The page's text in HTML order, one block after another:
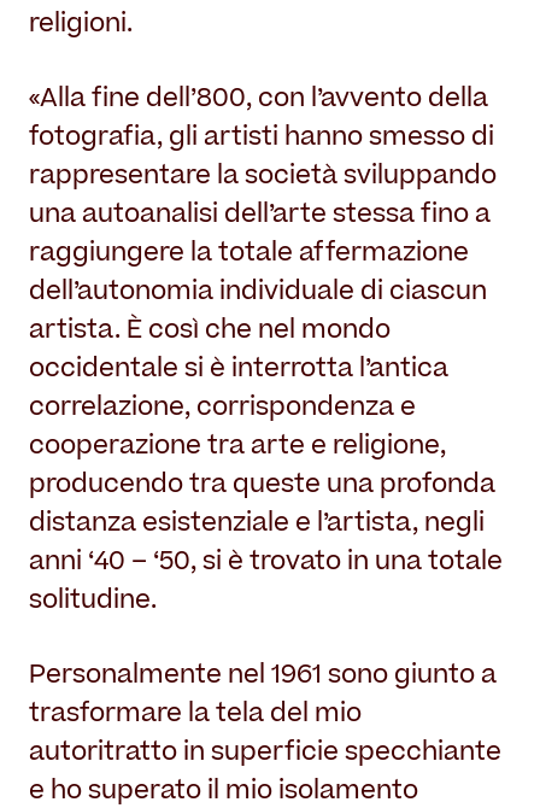
religioni.
«Alla fine dell’800, con l’avvento della
fotografia, gli artisti hanno smesso di
rappresentare la società sviluppando
una autoanalisi dell’arte stessa fino a
raggiungere la totale affermazione
dell’autonomia individuale di ciascun
artista. È così che nel mondo
occidentale si è interrotta l’antica
correlazione, corrispondenza e
cooperazione tra arte e religione,
producendo tra queste una profonda
distanza esistenziale e l’artista, negli
anni ‘40 – ‘50, si è trovato in una totale
solitudine.
Personalmente nel 1961 sono giunto a
trasformare la tela del mio
autoritratto in superficie specchiante
e ho superato il mio isolamento